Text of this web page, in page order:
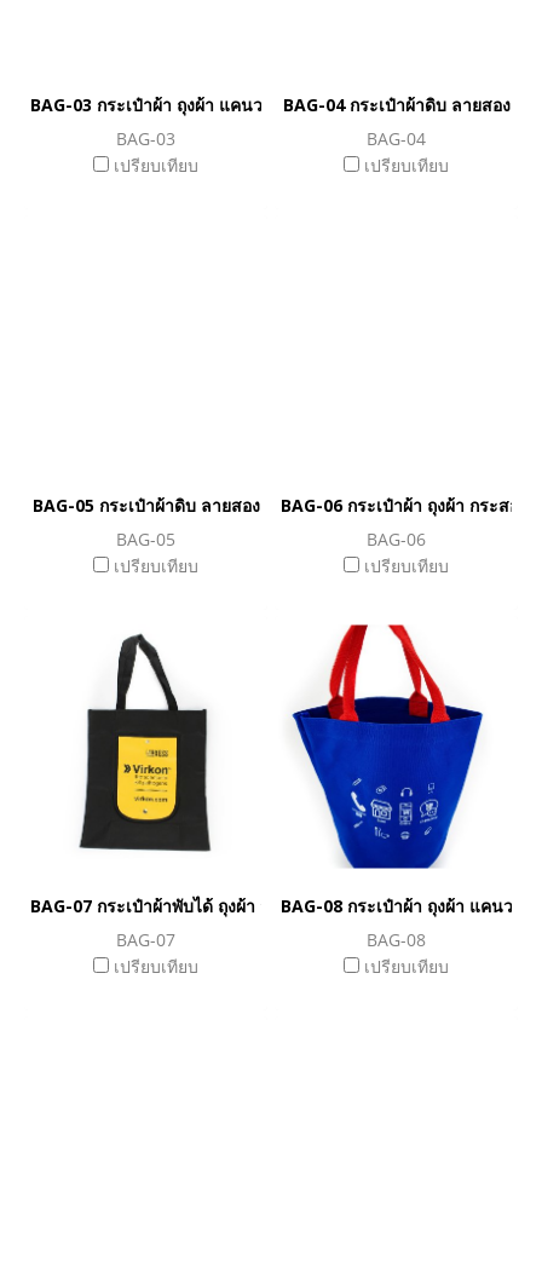
BAG-03 กระเป๋าผ้า ถุงผ้า แคนวาส
BAG-03
เปรียบเทียบ
BAG-04 กระเป๋าผ้าดิบ ลายสอง
BAG-04
เปรียบเทียบ
BAG-05 กระเป๋าผ้าดิบ ลายสอง
BAG-05
เปรียบเทียบ
BAG-06 กระเป๋าผ้า ถุงผ้า กระสอบ
BAG-06
เปรียบเทียบ
BAG-07 กระเป๋าผ้าพับได้ ถุงผ้า สปันบอนด์ 75 แกรม
BAG-07
เปรียบเทียบ
BAG-08 กระเป๋าผ้า ถุงผ้า แคนวาส
BAG-08
เปรียบเทียบ